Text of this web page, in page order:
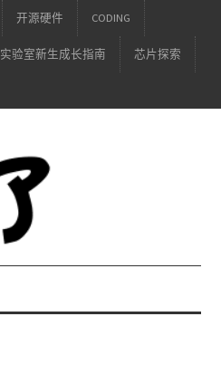
开源硬件 CODING
实验室新生成长指南 芯片探索